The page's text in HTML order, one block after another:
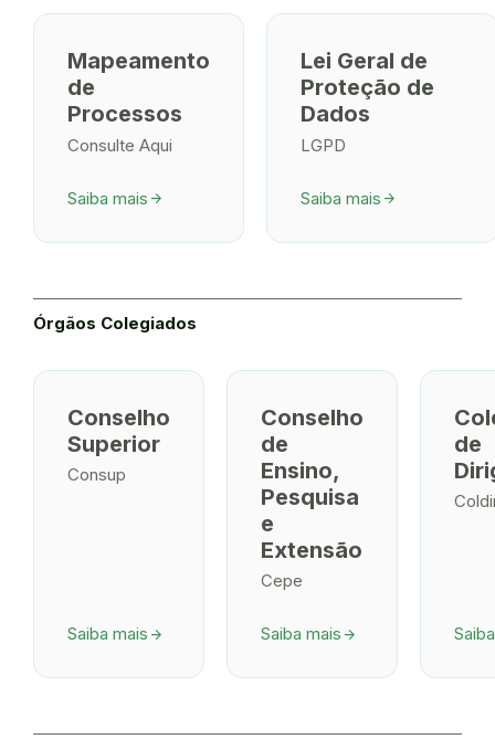
Mapeamento
de
Processos
Consulte Aqui
Saiba mais arrow_forward
Lei Geral de
Proteção de
Dados
LGPD
Saiba mais arrow_forward
Órgãos Colegiados
Conselho
Superior
Consup
Saiba mais arrow_forward
Conselho
de
Ensino,
Pesquisa
e
Extensão
Cepe
Saiba mais arrow_forward
de